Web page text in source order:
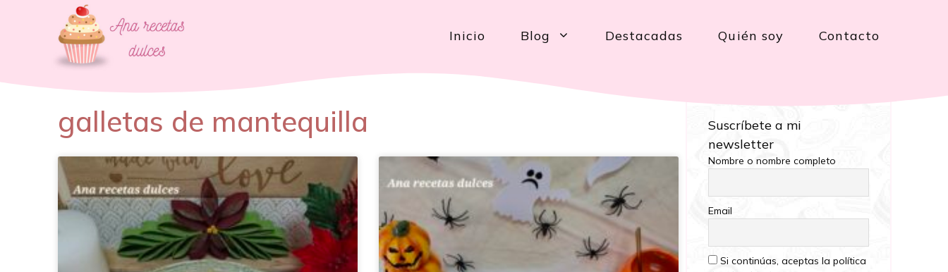
Inicio Blog Destacadas Quién soy Contacto
galletas de mantequilla
Suscríbete a mi
newsletter
Nombre o nombre completo
Email
Si continúas, aceptas la política